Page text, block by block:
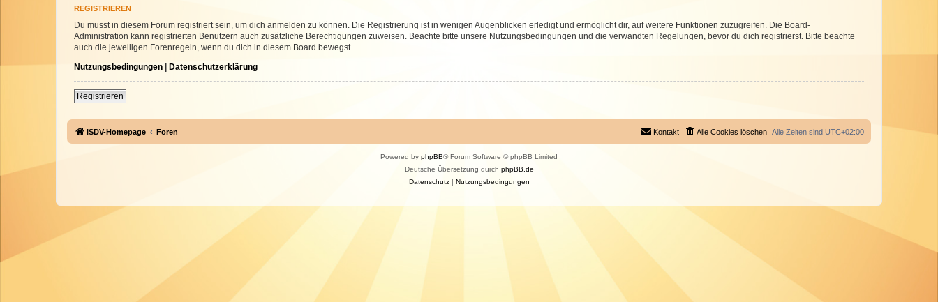
REGISTRIEREN
Du musst in diesem Forum registriert sein, um dich anmelden zu können. Die Registrierung ist in wenigen Augenblicken erledigt und ermöglicht dir, auf weitere Funktionen zuzugreifen. Die Board-
Administration kann registrierten Benutzern auch zusätzliche Berechtigungen zuweisen. Beachte bitte unsere Nutzungsbedingungen und die verwandten Regelungen, bevor du dich registrierst. Bitte beachte
auch die jeweiligen Forenregeln, wenn du dich in diesem Board bewegst.
Nutzungsbedingungen | Datenschutzerklärung
Registrieren
ISDV-Homepage Foren Alle Zeiten sind UTC+02:00
Alle Cookies löschen
Kontakt
Powered by phpBB® Forum Software © phpBB Limited
Deutsche Übersetzung durch phpBB.de
Datenschutz| Nutzungsbedingungen